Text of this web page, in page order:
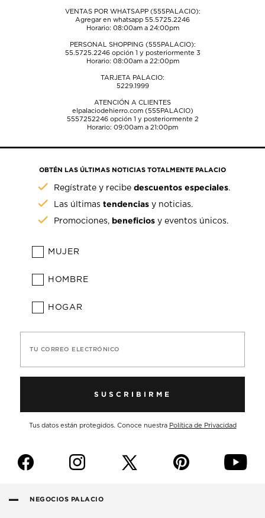
VENTAS POR WHATSAPP (555PALACIO):
Agregar en whatsapp 55.5725.2246
Horario: 08:00am a 24:00pm
PERSONAL SHOPPING (555PALACIO):
55.5725.2246opción 1 y posteriormente 3
Horario: 08:00am a 22:00pm
TARJETA PALACIO:
5229.1999
ATENCIÓN A CLIENTES
elpalaciodehierro.com (555PALACIO)
5557252246opción 1 y posteriormente 2
Horario: 09:00am a 21:00pm
OBTÉN LAS ÚLTIMAS NOTICIAS TOTALMENTE PALACIO
Regístrate y recibedescuentos especiales.
Las últimastendencias y noticias.
Promociones, beneficios y eventos únicos.
MUJER
HOMBRE
HOGAR
TU CORREO ELECTRÓNICO
SUSCRIBIRME
Tus datos están protegidos. Conoce nuestra Política de Privacidad
f i p y
NEGOCIOS PALACIO